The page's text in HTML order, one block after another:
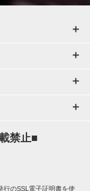
禁止■
行のSSL電子証明書を使